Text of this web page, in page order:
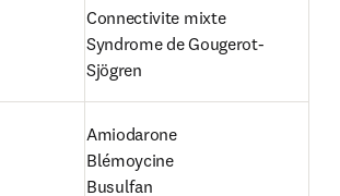
Connectivite mixte
Syndrome de Gougerot-
Sjögren
Amiodarone
Blémoycine
Busulfan